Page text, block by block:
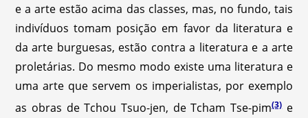
e a arte estão acima das classes, mas, no fundo, tais
indivíduos tomam posição em favor da literatura e
da arte burguesas, estão contra a literatura e a arte
proletárias. Do mesmo modo existe uma literatura e
uma arte que servem os imperialistas, por exemplo
as obras de Tchou Tsuo-jen, de Tcham Tse-pim(3)e